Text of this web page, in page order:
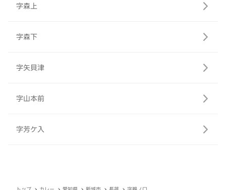
字森上
字森下
字矢貝津
字山本前
字芳ケ入